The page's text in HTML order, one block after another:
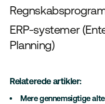
ERP-systemer
Planning)
Relaterede artikler:
Mere gennemsigtige